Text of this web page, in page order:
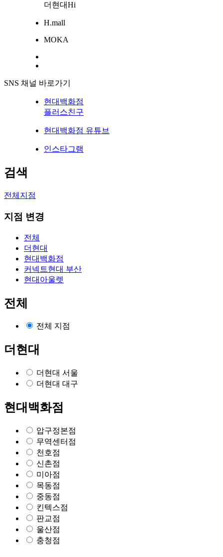
더현대Hi
H.mall
MOKA
SNS 채널 바로가기
현대백화점
플러스친구
현대백화점 유튜브
인스타그램
검색
전체지점
지점 변경
전체
더현대
현대백화점
커넥트현대 부산
현대아울렛
전체
전체 지점
더현대
더현대 서울
더현대 대구
현대백화점
압구정본점
무역센터점
천호점
신촌점
미아점
목동점
중동점
킨텍스점
판교점
울산점
충청점